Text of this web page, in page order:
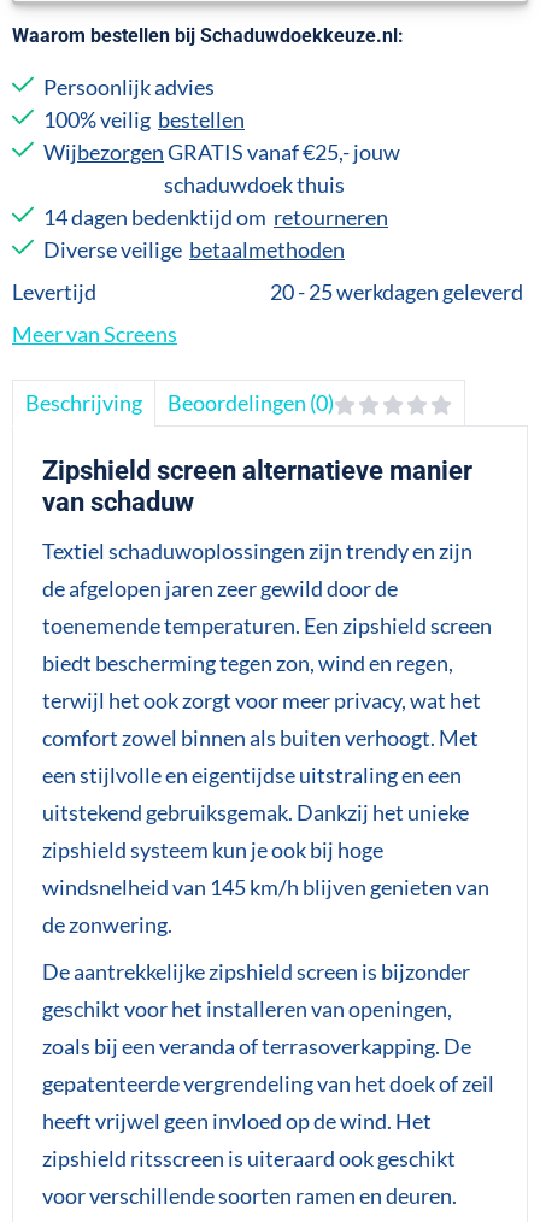
Waarom bestellen bij Schaduwdoekkeuze.nl:
Persoonlijk advies
100% veilig bestellen
WijbezorgenGRATIS vanaf €25,- jouw
schaduwdoek thuis
14 dagen bedenktijd om retourneren
Diverse veilige betaalmethoden
Levertijd
20 - 25 werkdagen geleverd
Meer van Screens
Beschrijving Beoordelingen (0)
Zipshield screen alternatieve manier
van schaduw
Textiel schaduwoplossingen zijn trendy en zijn
de afgelopen jaren zeer gewild door de
toenemende temperaturen. Een zipshield screen
biedt bescherming tegen zon, wind en regen,
terwijl het ook zorgt voor meer privacy, wat het
comfort zowel binnen als buiten verhoogt. Met
een stijlvolle en eigentijdse uitstraling en een
uitstekend gebruiksgemak. Dankzij het unieke
zipshield systeem kun je ook bij hoge
windsnelheid van 145 km/h blijven genieten van
de zonwering.
De aantrekkelijke zipshield screen is bijzonder
geschikt voor het installeren van openingen,
zoals bij een veranda of terrasoverkapping. De
gepatenteerde vergrendeling van het doek of zeil
heeft vrijwel geen invloed op de wind. Het
zipshield ritsscreen is uiteraard ook geschikt
voor verschillende soorten ramen en deuren.